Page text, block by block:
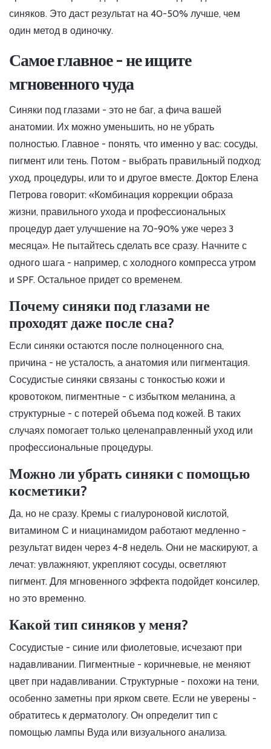
синяков. Это даст результат на 40-50% лучше, чем
один метод в одиночку.
Самое главное - не ищите
мгновенного чуда
Синяки под глазами - это не баг, а фича вашей
анатомии. Их можно уменьшить, но не убрать
полностью. Главное - понять, что именно у вас: сосуды,
пигмент или тень. Потом - выбрать правильный подход:
уход, процедуры, или то и другое вместе. Доктор Елена
Петрова говорит: «Комбинация коррекции образа
жизни, правильного ухода и профессиональных
процедур дает улучшение на 70-90% уже через 3
месяца». Не пытайтесь сделать все сразу. Начните с
одного шага - например, с холодного компресса утром
и SPF. Остальное придет со временем.
Почему синяки под глазами не
проходят даже после сна?
Если синяки остаются после полноценного сна,
причина - не усталость, а анатомия или пигментация.
Сосудистые синяки связаны с тонкостью кожи и
кровотоком, пигментные - с избытком меланина, а
структурные - с потерей объема под кожей. В таких
случаях помогает только целенаправленный уход или
профессиональные процедуры.
Можно ли убрать синяки с помощью
косметики?
Да, но не сразу. Кремы с гиалуроновой кислотой,
витамином С и ниацинамидом работают медленно -
результат виден через 4-8 недель. Они не маскируют, а
лечат: увлажняют, укрепляют сосуды, осветляют
пигмент. Для мгновенного эффекта подойдет консилер,
но это временно.
Какой тип синяков у меня?
Сосудистые - синие или фиолетовые, исчезают при
надавливании. Пигментные - коричневые, не меняют
цвет при надавливании. Структурные - похожи на тени,
особенно заметны при ярком свете. Если не уверены -
обратитесь к дерматологу. Он определит тип с
помощью лампы Вуда или визуального анализа.